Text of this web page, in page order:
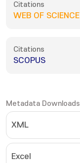
Citations
WEB OF SCIENCE
Citations
SCOPUS
Metadata Downloads
XML
Excel